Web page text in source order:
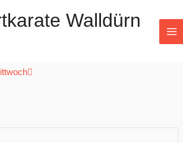
Walldürn